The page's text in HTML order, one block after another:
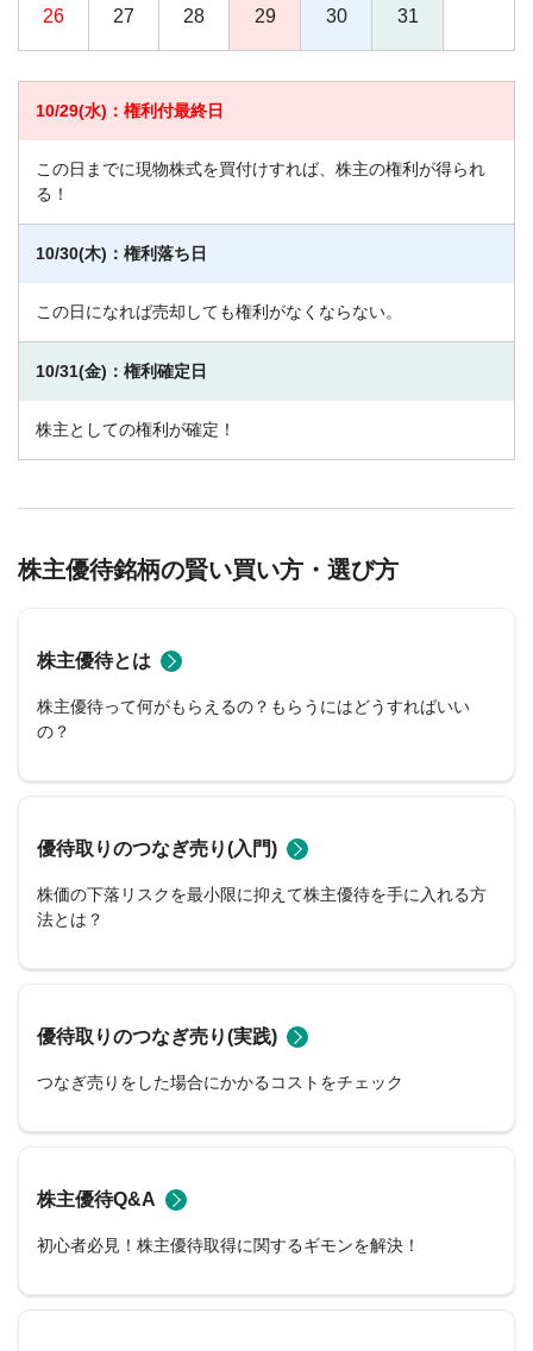
26 27 28 29 30 31
10/29(水)：権利付最終日
この日までに現物株式を買付けすれば、株主の権利が得られ
る！
10/30(木)：権利落ち日
この日になれば売却しても権利がなくならない。
10/31(金)：権利確定日
株主としての権利が確定！
株主優待銘柄の賢い買い方・選び方
株主優待とは
株主優待って何がもらえるの？もらうにはどうすればいい
の？
優待取りのつなぎ売り(入門)
株価の下落リスクを最小限に抑えて株主優待を手に入れる方
法とは？
優待取りのつなぎ売り(実践)
つなぎ売りをした場合にかかるコストをチェック
株主優待Q&A
初心者必見！株主優待取得に関するギモンを解決！